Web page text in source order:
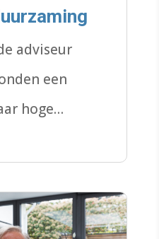
adviseur
een
hoge
nu
een airco.